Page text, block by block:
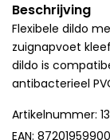
Beschrijving
Flexibele dildo
zuignapvoet
dildo is
antibacterieel
Artikelnummer:
EAN: